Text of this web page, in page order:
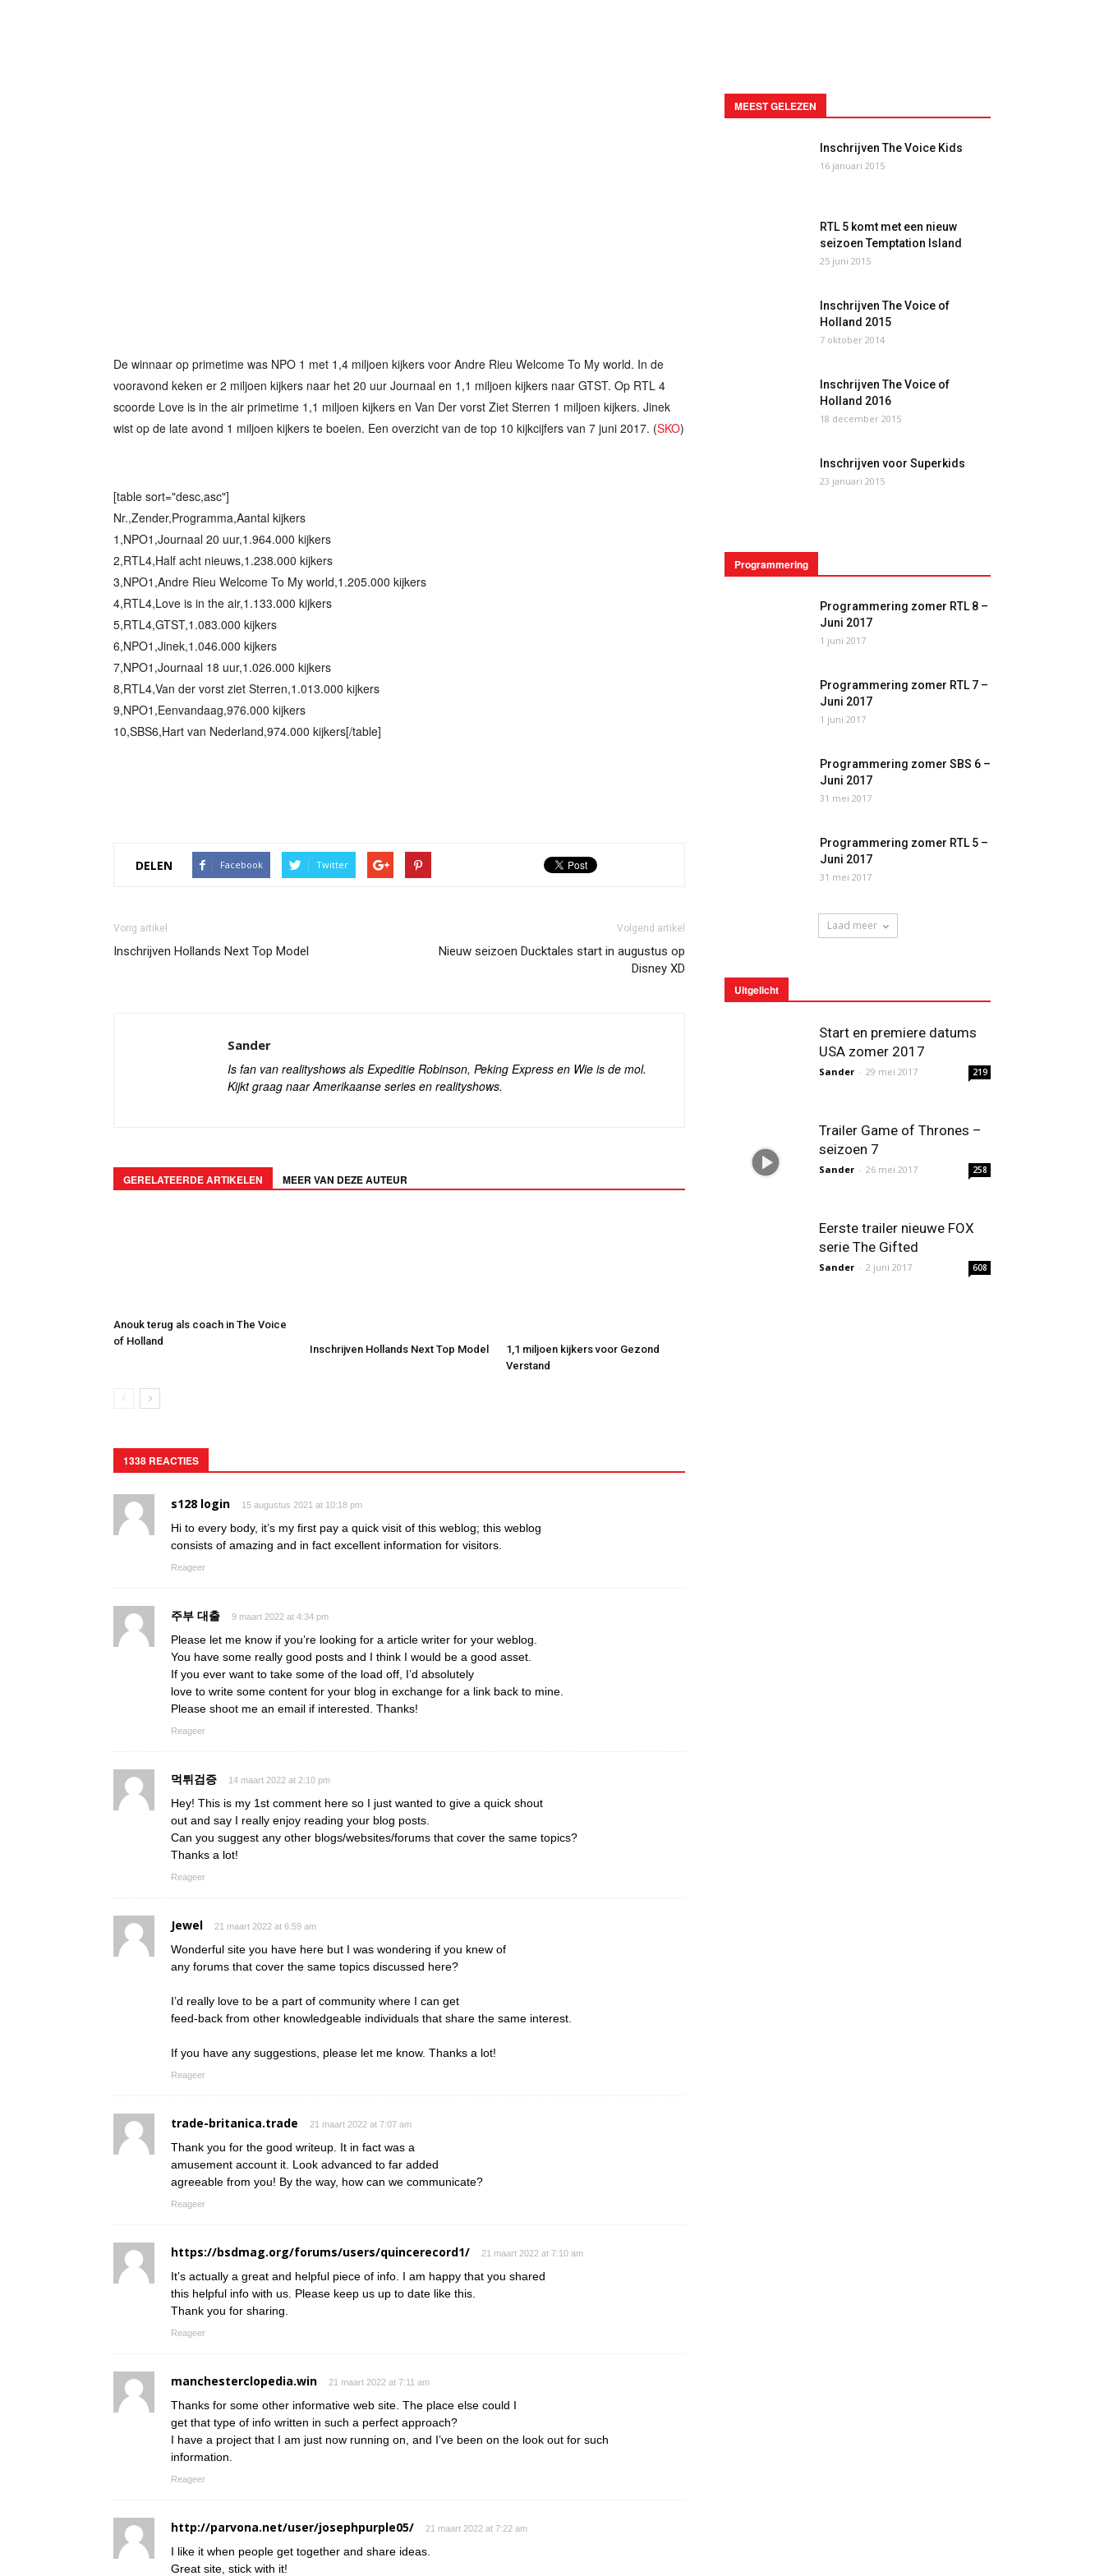
De winnaar op primetime was NPO 1 met 1,4 miljoen kijkers voor Andre Rieu Welcome To My world. In de
vooravond keken er 2 miljoen kijkers naar het 20 uur Journaal en 1,1 miljoen kijkers naar GTST. Op RTL 4
scoorde Love is in the air primetime 1,1 miljoen kijkers en Van Der vorst Ziet Sterren 1 miljoen kijkers. Jinek
wist op de late avond 1 miljoen kijkers te boeien. Een overzicht van de top 10 kijkcijfers van 7 juni 2017. (SKO)
[table sort="desc,asc"]
Nr.,Zender,Programma,Aantal kijkers
1,NPO1,Journaal 20 uur,1.964.000 kijkers
2,RTL4,Half acht nieuws,1.238.000 kijkers
3,NPO1,Andre Rieu Welcome To My world,1.205.000 kijkers
4,RTL4,Love is in the air,1.133.000 kijkers
5,RTL4,GTST,1.083.000 kijkers
6,NPO1,Jinek,1.046.000 kijkers
7,NPO1,Journaal 18 uur,1.026.000 kijkers
8,RTL4,Van der vorst ziet Sterren,1.013.000 kijkers
9,NPO1,Eenvandaag,976.000 kijkers
10,SBS6,Hart van Nederland,974.000 kijkers[/table]
DELEN Facebook Twitter
Vorig artikel
Inschrijven Hollands Next Top Model
Volgend artikel
Nieuw seizoen Ducktales start in augustus op
Disney XD
Sander
Is fan van realityshows als Expeditie Robinson, Peking Express en Wie is de mol.
Kijkt graag naar Amerikaanse series en realityshows.
GERELATEERDE ARTIKELEN MEER VAN DEZE AUTEUR
Anouk terug als coach in The Voice
of Holland
Inschrijven Hollands Next Top Model
1,1 miljoen kijkers voor Gezond
Verstand
1338 REACTIES
s128 login 15 augustus 2021 at 10:18 pm
Hi to every body, it’s my first pay a quick visit of this weblog; this weblog
consists of amazing and in fact excellent information for visitors.
Reageer
주부 대출 9 maart 2022 at 4:34 pm
Please let me know if you’re looking for a article writer for your weblog.
You have some really good posts and I think I would be a good asset.
If you ever want to take some of the load off, I’d absolutely
love to write some content for your blog in exchange for a link back to mine.
Please shoot me an email if interested. Thanks!
Reageer
먹튀검증 14 maart 2022 at 2:10 pm
Hey! This is my 1st comment here so I just wanted to give a quick shout
out and say I really enjoy reading your blog posts.
Can you suggest any other blogs/websites/forums that cover the same topics?
Thanks a lot!
Reageer
Jewel 21 maart 2022 at 6:59 am
Wonderful site you have here but I was wondering if you knew of
any forums that cover the same topics discussed here?
I’d really love to be a part of community where I can get
feed-back from other knowledgeable individuals that share the same interest.
If you have any suggestions, please let me know. Thanks a lot!
Reageer
trade-britanica.trade 21 maart 2022 at 7:07 am
Thank you for the good writeup. It in fact was a
amusement account it. Look advanced to far added
agreeable from you! By the way, how can we communicate?
Reageer
https://bsdmag.org/forums/users/quincerecord1/ 21 maart 2022 at 7:10 am
It’s actually a great and helpful piece of info. I am happy that you shared
this helpful info with us. Please keep us up to date like this.
Thank you for sharing.
Reageer
manchesterclopedia.win 21 maart 2022 at 7:11 am
Thanks for some other informative web site. The place else could I
get that type of info written in such a perfect approach?
I have a project that I am just now running on, and I’ve been on the look out for such
information.
Reageer
http://parvona.net/user/josephpurple05/ 21 maart 2022 at 7:22 am
I like it when people get together and share ideas.
Great site, stick with it!
MEEST GELEZEN
Inschrijven The Voice Kids
16 januari 2015
RTL 5 komt met een nieuw
seizoen Temptation Island
25 juni 2015
Inschrijven The Voice of
Holland 2015
7 oktober 2014
Inschrijven The Voice of
Holland 2016
18 december 2015
Inschrijven voor Superkids
23 januari 2015
Programmering
Programmering zomer RTL 8 –
Juni 2017
1 juni 2017
Programmering zomer RTL 7 –
Juni 2017
1 juni 2017
Programmering zomer SBS 6 –
Juni 2017
31 mei 2017
Programmering zomer RTL 5 –
Juni 2017
31 mei 2017
Laad meer
Uitgelicht
Start en premiere datums
USA zomer 2017
Sander - 29 mei 2017 219
Trailer Game of Thrones –
seizoen 7
Sander - 26 mei 2017 258
Eerste trailer nieuwe FOX
serie The Gifted
Sander - 2 juni 2017 608